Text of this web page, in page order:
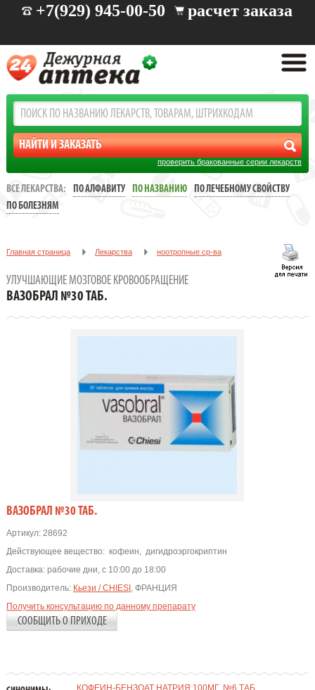
+7(929) 945-00-50 расчет заказа
проверить бракованные серии лекарств
ВСЕ ЛЕКАРСТВА: ПО АЛФАВИТУ ПО НАЗВАНИЮ
ПО ЛЕЧЕБНОМУ СВОЙСТВУ
ПО БОЛЕЗНЯМ
Главная страница Лекарства ноотропные ср-ва
ВАЗОБРАЛ №30 ТАБ.
УЛУЧШАЮЩИЕ МОЗГОВОЕ КРОВООБРАЩЕНИЕ
ВАЗОБРАЛ №30 ТАБ.
ВАЗОБРАЛ №30 ТАБ.
Артикул:28692
Действующее вещество: кофеин, дигидроэргокриптин
Доставка: рабочие дни, с 10:00 до 18:00
Производитель: Кьези / CHIESI , ФРАНЦИЯ
Получить консультацию по данному препарату
СООБЩИТЬ О ПРИХОДЕ
КОФЕИН-БЕНЗОАТ НАТРИЯ 100МГ. №6 ТАБ.